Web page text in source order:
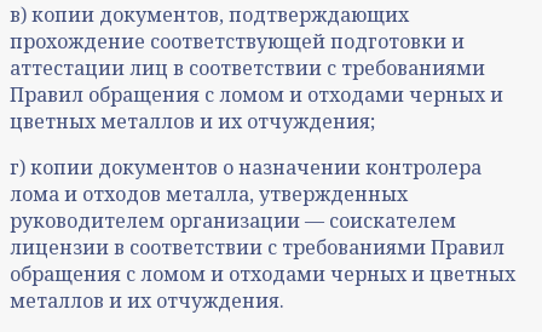
в) копии документов, подтверждающих
прохождение соответствующей подготовки и
аттестации лиц в соответствии с требованиями
Правил обращения с ломом и отходами черных и
цветных металлов и их отчуждения;
г) копии документов о назначении контролера
лома и отходов металла, утвержденных
руководителем организации — соискателем
лицензии в соответствии с требованиями Правил
обращения с ломом и отходами черных и цветных
металлов и их отчуждения.